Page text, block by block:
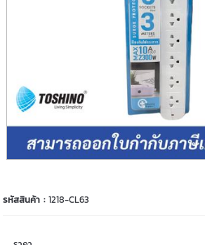
รหัสสินค้า :1218-CL63